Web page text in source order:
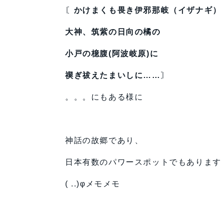
〘 かけまくも畏き伊邪那岐（イザナギ
大神、 筑紫の日向の橘の
小戸の檍腹(阿波岐原)に
禊ぎ祓えたまいしに……〙
。。。にもある様に
神話の故郷であり、
日本有数のパワースポットでもあります
( ..)φメモメモ